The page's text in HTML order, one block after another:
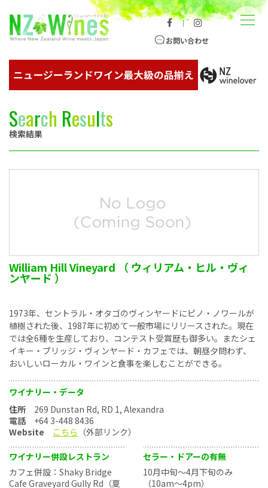
ニュージーランドワイン総合サイト
｜
お問い合わせ
メニュー
Search Results
検索結果
William Hill Vineyard （ ウィリアム・ヒル・ヴィ
ンヤード ）
1973年、セントラル・オタゴのヴィンヤードにピノ・ノワールが
植樹された後、1987年に初めて一般市場にリリースされた。現在
では全6種を生産しており、コンテスト受賞歴も御多い。またシェ
イキー・ブリッジ・ヴィンヤード・カフェでは、朝昼夕問わず、
おいしいローカル・ワインと食事を楽しむことができる。
ワイナリー・データ
住所 269 Dunstan Rd, RD 1, Alexandra
電話 +64 3-448 8436
Website
こちら （外部リンク）
ワイナリー併設レストラン
カフェ併設：Shaky Bridge
Cafe Graveyard Gully Rd（夏
セラー・ドアーの有無
10月中旬～4月下旬のみ
（10am～4pm）